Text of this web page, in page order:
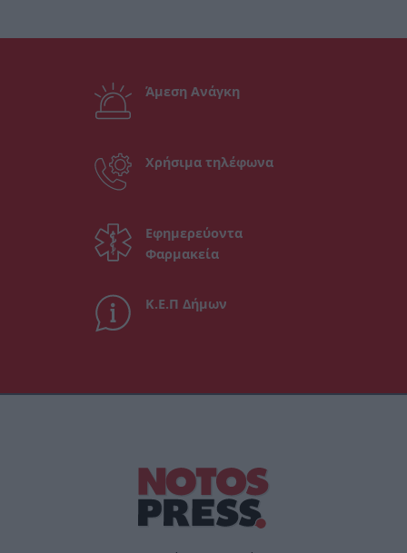
Άμεση Ανάγκη
Χρήσιμα τηλέφωνα
Εφημερεύοντα
Φαρμακεία
Κ.Ε.Π Δήμων